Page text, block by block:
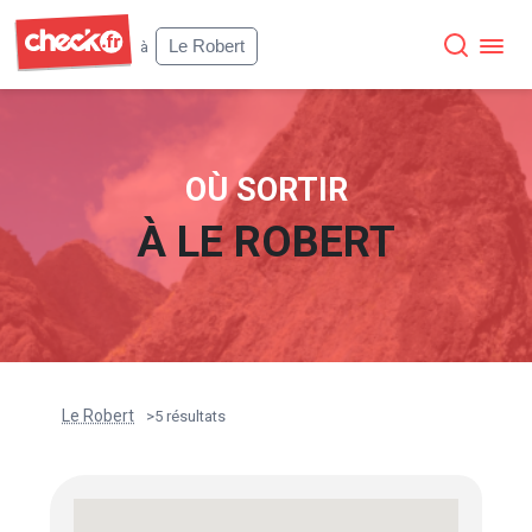
à
Le Robert
OÙ SORTIR
À LE ROBERT
Le Robert >5 résultats